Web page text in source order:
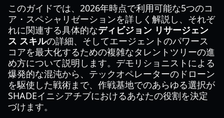
このガイドでは、2026年時点で利用可能な5つのコ
ア・スペシャリゼーションを詳しく解説し、それぞ
れに関連する具体的なディビジョン リサージェン
ス スキルの詳細、そしてエージェントのパワース
コアを最大化するための複雑なタレントツリーの進
め方について説明します。デモリショニストによる
爆発的な混沌から、テックオペレーターのドローン
を駆使した戦術まで、作戦基地でのあらゆる選択が
SHADEイニシアチブにおけるあなたの役割を決定
づけます。